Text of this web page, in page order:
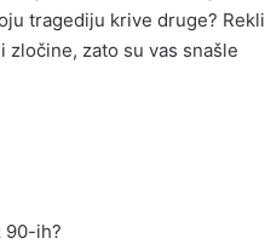
tragediju krive druge? Rekli
zločine, zato su vas snašle
90-ih?